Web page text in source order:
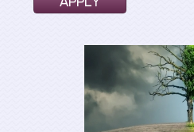
სხვადასხვა პუბლიკაცია
დასრულებული
ვიდეო გალერეა
WEG მედიაში
ღონისძიებები